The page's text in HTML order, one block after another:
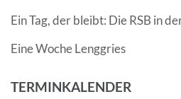
Ein Tag, der bleibt: Die RSB in
Eine Woche Lenggries
TERMINKALENDER